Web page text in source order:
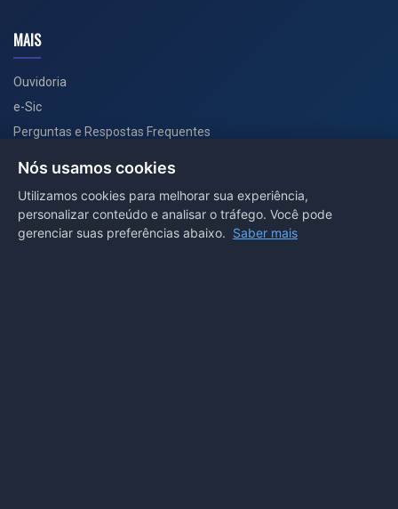
MAIS
Ouvidoria
e-Sic
Perguntas e Respostas Frequentes
PORTAL COVID-19
Nós usamos cookies
Utilizamos cookies para melhorar sua experiência,
personalizar conteúdo e analisar o tráfego. Você pode
gerenciar suas preferências abaixo. Saber mais